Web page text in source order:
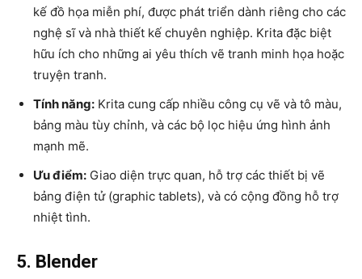
kế đồ họa miễn phí, được phát triển dành riêng cho các
nghệ sĩ và nhà thiết kế chuyên nghiệp. Krita đặc biệt
hữu ích cho những ai yêu thích vẽ tranh minh họa hoặc
truyện tranh.
Tính năng: Krita cung cấp nhiều công cụ vẽ và tô màu,
bảng màu tùy chỉnh, và các bộ lọc hiệu ứng hình ảnh
mạnh mẽ.
Ưu điểm: Giao diện trực quan, hỗ trợ các thiết bị vẽ
bảng điện tử (graphic tablets), và có cộng đồng hỗ trợ
nhiệt tình.
5. Blender